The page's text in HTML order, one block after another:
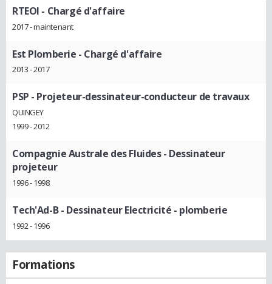
RTEOI - Chargé d'affaire
2017 - maintenant
Est Plomberie - Chargé d'affaire
2013 - 2017
PSP - Projeteur-dessinateur-conducteur de travaux
QUINGEY
1999 - 2012
Compagnie Australe des Fluides- Dessinateur
projeteur
1996 - 1998
Tech'Ad-B- Dessinateur Electricité - plomberie
1992 - 1996
Formations